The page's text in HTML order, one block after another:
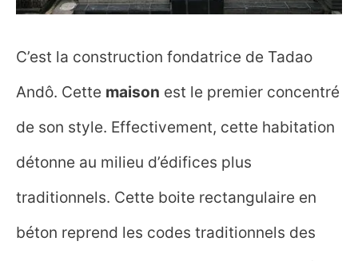
C’est la construction fondatrice de Tadao
Andô. Cette maison est le premier concentré
de son style. Effectivement, cette habitation
détonne au milieu d’édifices plus
traditionnels. Cette boite rectangulaire en
béton reprend les codes traditionnels des